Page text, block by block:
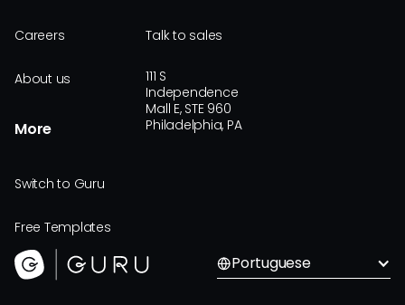
Careers
About us
More
Switch to Guru
Free Templates
Talk to sales
111 S
Independence
Mall E, STE 960
Philadelphia, PA
Portuguese